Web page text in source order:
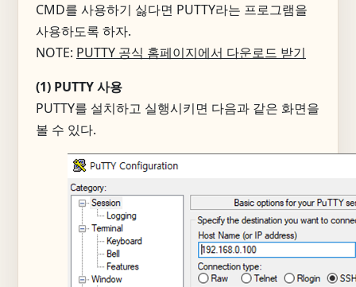
CMD를 사용하기 싫다면 PUTTY라는 프로그램을
사용하도록 하자.
NOTE: PUTTY 공식 홈페이지에서 다운로드 받기
(1) PUTTY 사용
PUTTY를 설치하고 실행시키면 다음과 같은 화면을
볼 수 있다.